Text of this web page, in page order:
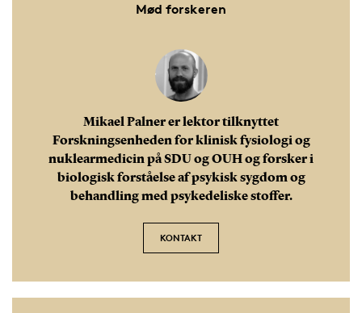
Mød forskeren
Mikael Palner er lektor tilknyttet
Forskningsenheden for klinisk fysiologi og
nuklearmedicin på SDU og OUH og forsker i
biologisk forståelse af psykisk sygdom og
behandling med psykedeliske stoffer.
KONTAKT